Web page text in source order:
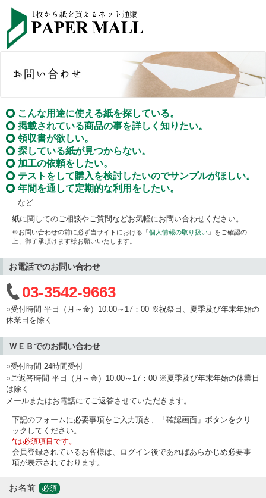
こんな用途に使える紙を探している。
掲載されている商品の事を詳しく知りたい。
領収書が欲しい。
探している紙が見つからない。
加工の依頼をしたい。
テストをして購入を検討したいのでサンプルがほしい。
年間を通して定期的な利用をしたい。
など
紙に関してのご相談やご質問などお気軽にお問い合わせください。
※お問い合わせの前に必ず当サイトにおける「個人情報の取り扱い 」をご確認の
上、御了承頂けます様お願いいたします。
お電話でのお問い合わせ
03-3542-9663
○受付時間 平日（月～金）10:00～17：00 ※祝祭日、夏季及び年末年始の
休業日を除く
ＷＥＢでのお問い合わせ
○受付時間 24時間受付
○ご返答時間 平日（月～金）10:00～17：00 ※夏季及び年末年始の休業日
は除く
メールまたはお電話にてご返答させていただきます。
下記のフォームに必要事項をご入力頂き、「確認画面」ボタンをクリ
ックしてください。
*は必須項目です。
会員登録されているお客様は、ログイン後であればあらかじめ必要事
項が表示されております。
お名前 必須